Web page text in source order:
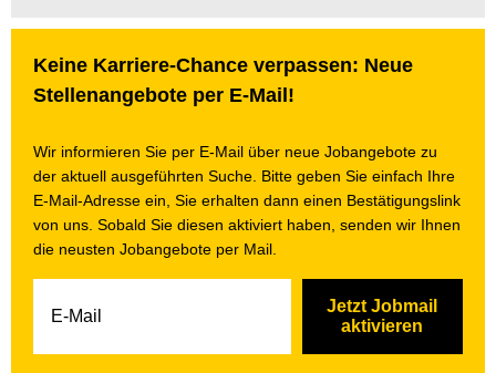
Keine Karriere-Chance verpassen: Neue
Stellenangebote per E-Mail!
Wir informieren Sie per E-Mail über neue Jobangebote zu
der aktuell ausgeführten Suche. Bitte geben Sie einfach Ihre
E-Mail-Adresse ein, Sie erhalten dann einen Bestätigungslink
von uns. Sobald Sie diesen aktiviert haben, senden wir Ihnen
die neusten Jobangebote per Mail.
Jetzt Jobmail
aktivieren